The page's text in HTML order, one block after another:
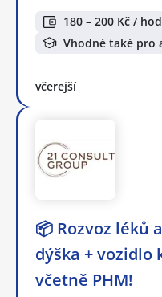
180 – 200 Kč / hod
Vhodné také pro
včerejší
📦 Rozvoz léků
dýška + vozidlo
včetně PHM!